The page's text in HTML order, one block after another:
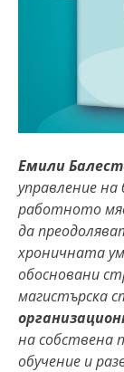
Емили
управление на
работното
да
хроничната
обосновани
магистърска
на собствена
обучение и